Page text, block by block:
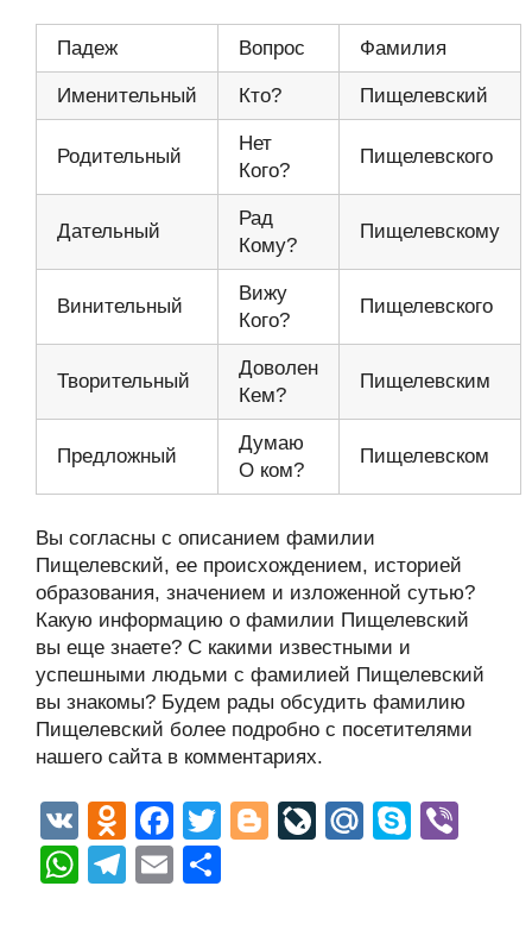
Падеж Вопрос Фамилия
Именительный Кто? Пищелевский
Родительный
Нет
Кого?
Пищелевского
Дательный
Рад
Кому?
Пищелевскому
Винительный
Вижу
Кого?
Пищелевского
Творительный
Доволен
Кем?
Пищелевским
Предложный
Думаю
О ком?
Пищелевском
Вы согласны с описанием фамилии
Пищелевский, ее происхождением, историей
образования, значением и изложенной сутью?
Какую информацию о фамилии Пищелевский
вы еще знаете? С какими известными и
успешными людьми с фамилией Пищелевский
вы знакомы? Будем рады обсудить фамилию
Пищелевский более подробно с посетителями
нашего сайта в комментариях.
V
K
O
d
n
F
a
c
T
Bl Li
M S
W T
E